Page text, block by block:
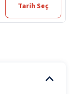
Tarih Seç